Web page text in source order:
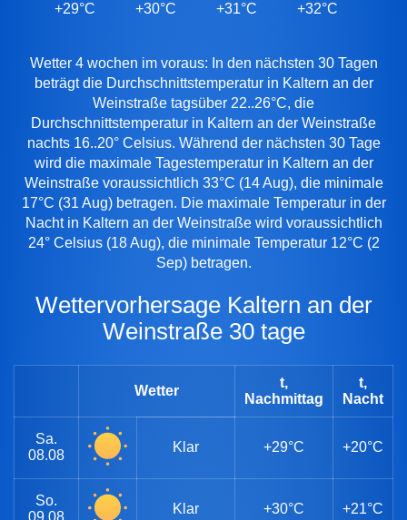
+29°C +30°C +31°C +32°C
Wetter 4 wochen im voraus: In den nächsten 30 Tagen
beträgt die Durchschnittstemperatur in Kaltern an der
Weinstraße tagsüber 22..26°C, die
Durchschnittstemperatur in Kaltern an der Weinstraße
nachts 16..20° Celsius. Während der nächsten 30 Tage
wird die maximale Tagestemperatur in Kaltern an der
Weinstraße voraussichtlich 33°C (14 Aug), die minimale
17°C (31 Aug) betragen. Die maximale Temperatur in der
Nacht in Kaltern an der Weinstraße wird voraussichtlich
24° Celsius (18 Aug), die minimale Temperatur 12°C (2
Sep) betragen.
Wettervorhersage Kaltern an der
Weinstraße 30 tage
Wetter
t,
Nachmittag
t,
Nacht
Sa.
08.08
Klar +29°C +20°C
So.
09.08
Klar +30°C +21°C